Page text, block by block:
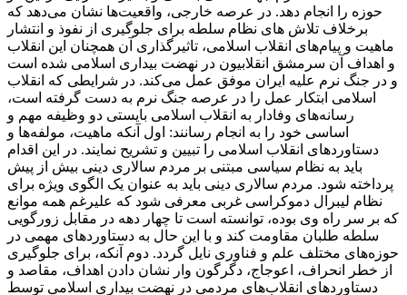
حوزه را انجام دهد. در عرصه خارجی، واقعیت‌ها نشان می‌دهد که
برخلاف تلاش های نظام سلطه برای جلوگیری از نفوذ و انتشار
ماهیت و پیام‌های انقلاب اسلامی، تاثیرگذاری آن همچنان این انقلاب
و اهداف آن سرمشق انقلابیون در نهضت بیداری اسلامی شده است
و در جنگ نرم علیه ایران موفق عمل می‌کند. در شرایطی که انقلاب
اسلامی ابتکار عمل را در عرصه جنگ نرم به دست گرفته است،
رسانه‌های وفادار به انقلاب اسلامی بایستی دو وظیفه مهم و
اساسی خود را به انجام رسانند: اول آنکه ماهیت، مولفه‌ها و
دستاوردهای انقلاب اسلامی را تبیین و تشریح نمایند. در این اقدام
باید به نظام سیاسی مبتنی بر مردم سالاری دینی بیش از پیش
پرداخته شود. مردم سالاری دینی باید به عنوان یک الگوی ویژه برای
نظام لیبرال دموکراسی غربی معرفی شود که علیرغم همه موانع
که بر سر راه وی بوده، توانسته است تا چهار دهه در مقابل زورگویی
سلطه طلبان مقاومت کند و با این حال به دستاوردهای مهمی در
حوزه‌های مختلف علم و فناوری نایل گردد. دوم آنکه، برای جلوگیری
از خطر انحراف، اعوجاج، دگرگون وار نشان دادن اهداف، مقاصد و
دستاوردهای انقلاب‌های مردمی در نهضت بیداری اسلامی توسط